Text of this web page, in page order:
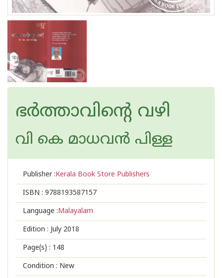
ഭര്‍ത്താവിന്റെ വഴി
വി കെ മാധവന്‍ പിള്ള
Publisher :Kerala Book Store Publishers
ISBN : 9788193587157
Language :Malayalam
Edition : July 2018
Page(s) : 148
Condition : New